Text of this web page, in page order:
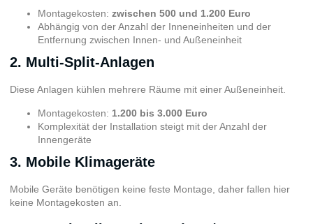
Montagekosten: zwischen 500 und 1.200 Euro
Abhängig von der Anzahl der Inneneinheiten und der
Entfernung zwischen Innen- und Außeneinheit
2. Multi-Split-Anlagen
Diese Anlagen kühlen mehrere Räume mit einer Außeneinheit.
Montagekosten: 1.200 bis 3.000 Euro
Komplexität der Installation steigt mit der Anzahl der
Innengeräte
3. Mobile Klimageräte
Mobile Geräte benötigen keine feste Montage, daher fallen hier
keine Montagekosten an.